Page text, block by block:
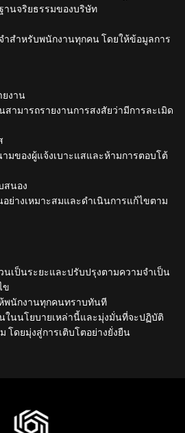
านจริยธรรมของบริษัท
ำสำหรับพนักงานทุกคน โดยให้ข้อมูลการ
ยงาน
สามารถรายงานการสงสัยว่ามีการละเมิด
มของผู้แจ้งเบาะแสและห้ามการตอบโต้
สนอง
อย่างเหมาะสมและดำเนินการแก้ไขตาม
เป็นระยะและปรับปรุงตามความจำเป็น
ข
ห้พนักงานทุกคนทราบทันที
ในนโยบายเหล่านี้และมุ่งมั่นที่จะปฏิบัติ
โดยมุ่งสู่การเติบโตอย่างยั่งยืน